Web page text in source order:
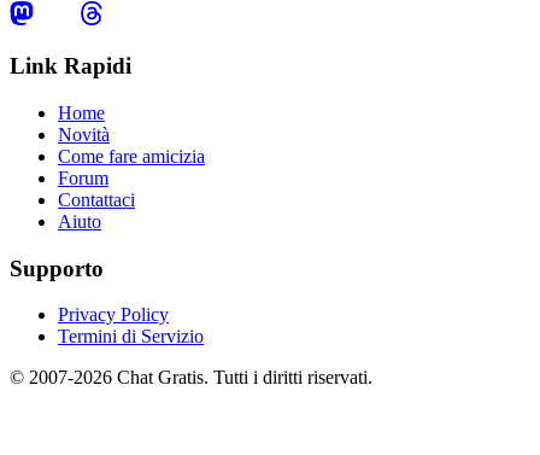
Link Rapidi
Home
Novità
Come fare amicizia
Forum
Contattaci
Aiuto
Supporto
Privacy Policy
Termini di Servizio
© 2007-2026 Chat Gratis. Tutti i diritti riservati.